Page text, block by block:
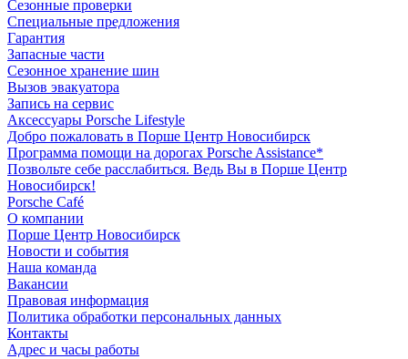
Сезонные проверки
Специальные предложения
Гарантия
Запасные части
Сезонное хранение шин
Вызов эвакуатора
Запись на сервис
Аксессуары Porsche Lifestyle
Добро пожаловать в Порше Центр Новосибирск
Программа помощи на дорогах Porsche Assistance*
Позвольте себе расслабиться. Ведь Вы в Порше Центр
Новосибирск!
Porsche Café
О компании
Порше Центр Новосибирск
Новости и события
Наша команда
Вакансии
Правовая информация
Политика обработки персональных данных
Контакты
Адрес и часы работы